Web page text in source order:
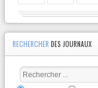
RECHERCHER DES JOURNAUX